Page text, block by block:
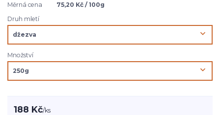
Měrná cena
75,20 Kč / 100g
Druh mletí
Množství
188 Kč/ks